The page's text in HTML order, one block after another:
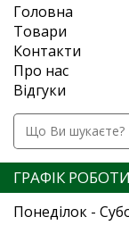
Головна
Товари
Контакти
Про нас
Відгуки
ГРАФІК РОБОТИ
Понеділок -